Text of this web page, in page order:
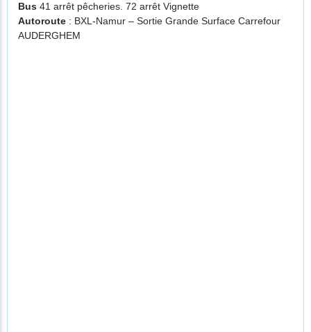
Bus 41 arrêt pêcheries. 72 arrêt Vignette
Autoroute : BXL-Namur – Sortie Grande Surface Carrefour
AUDERGHEM